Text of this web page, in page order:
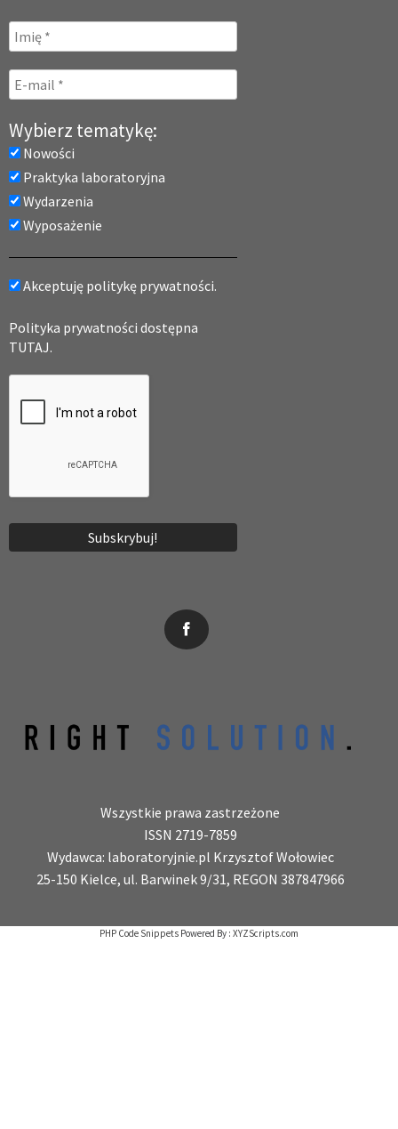
Wybierz tematykę:
Nowości
Praktyka laboratoryjna
Wydarzenia
Wyposażenie
Akceptuję politykę prywatności.
Polityka prywatności dostępna
TUTAJ.
Wszystkie prawa zastrzeżone
ISSN 2719-7859
Wydawca: laboratoryjnie.pl Krzysztof Wołowiec
25-150 Kielce, ul. Barwinek 9/31, REGON 387847966
PHP Code Snippets Powered By : XYZScripts.com